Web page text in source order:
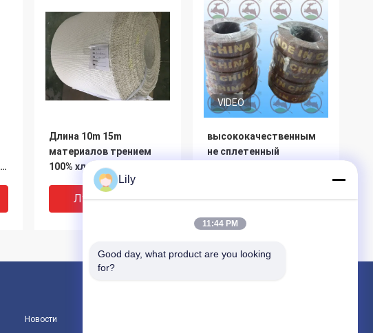
Длина 10m 15m
материалов трением
100% хлопок
промышленная 20m
доступная
Лучшая Цена
VIDEO
высококачественным
не сплетенный
тормоза обкладки
Лучшая Цена
Новости
Lily
11:44 PM
Good day, what product are you looking
for?